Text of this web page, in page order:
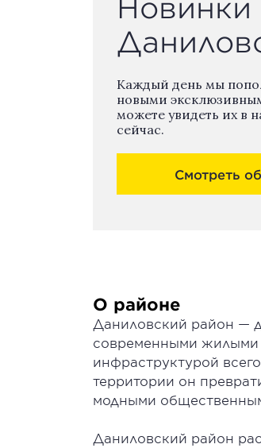
Новинки
Каждый день мы
новыми
можете увидеть их в
сейчас.
Смотреть
О районе
Даниловский район —
современными жилыми
инфраструктурой
территории он
модными
Даниловский район